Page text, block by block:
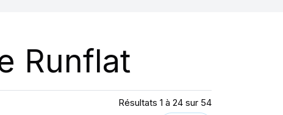
Runflat
Résultats 1 à 24 sur 54